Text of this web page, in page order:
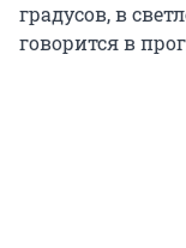
градусов, в
говорится в